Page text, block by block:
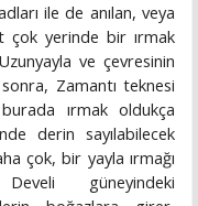
ile de anılan, veya
çok yerinde bir ırmak
ve çevresinin
Zamantı teknesi
ırmak oldukça
derin sayılabilecek
çok, bir yayla ırmağı
güneyindeki